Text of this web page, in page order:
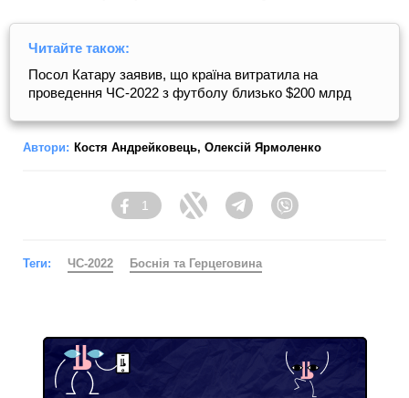
Читайте також:
Посол Катару заявив, що країна витратила на
проведення ЧС-2022 з футболу близько $200 млрд
Автори: Костя Андрейковець, Олексій Ярмоленко
Facebook
1
Twitter TelegramViber
Теги: ЧС-2022 Боснія та Герцеговина